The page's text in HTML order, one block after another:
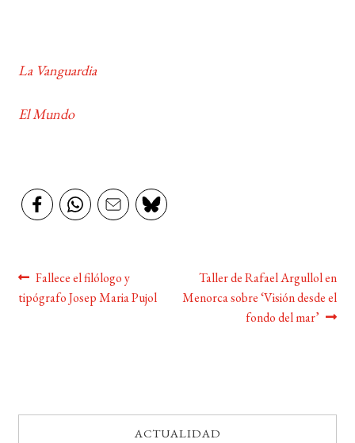
La Vanguardia
El Mundo
Navegación
de
Anterior:
Fallece el filólogo y
tipógrafo Josep Maria Pujol
Siguiente:
Taller de Rafael Argullol en
Menorca sobre ‘Visión desde el
fondo del mar’
ACTUALIDAD